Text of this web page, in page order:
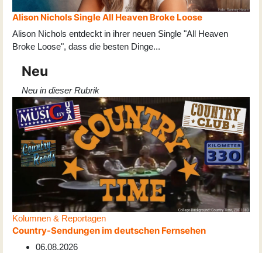
Alison Nichols Single All Heaven Broke Loose
Alison Nichols entdeckt in ihrer neuen Single "All Heaven
Broke Loose", dass die besten Dinge...
Neu
Neu in dieser Rubrik
Kolumnen & Reportagen
Country-Sendungen im deutschen Fernsehen
06.08.2026